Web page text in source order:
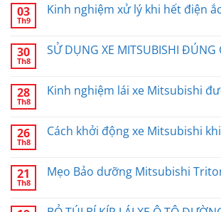
03
Th9
Kinh nghiệm xử lý khi hết điện
30
Th8
SỬ DỤNG XE MITSUBISHI ĐÚNG
28
Th8
Kinh nghiệm lái xe Mitsubishi
26
Th8
Cách khởi động xe Mitsubishi
21
Th8
Mẹo Bảo dưỡng Mitsubishi